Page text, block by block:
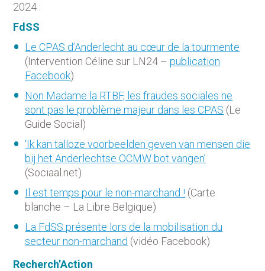
2024 :
FdSS
Le CPAS d’Anderlecht au cœur de la tourmente
(Intervention Céline sur LN24 –publication
Facebook)
Non Madame la RTBF, les fraudes sociales ne
sont pas le problème majeur dans les CPAS (Le
Guide Social)
‘Ik kan talloze voorbeelden geven van mensen die
bij het Anderlechtse OCMW bot vangen’
(Sociaal.net)
Il est temps pour le non-marchand ! (Carte
blanche – La Libre Belgique)
La FdSS présente lors de la mobilisation du
secteur non-marchand (vidéo Facebook)
Recherch’Action